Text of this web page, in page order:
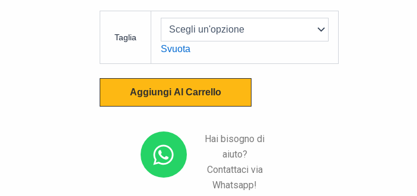
Taglia
Svuota
Black
Aggiungi Al Carrello
W
h
Hai bisogno di
aiuto?
Contattaci via
Whatsapp!